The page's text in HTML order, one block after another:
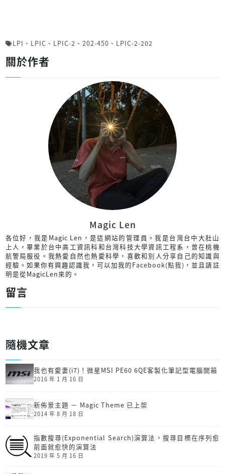
LPI 、 LPIC 、 LPIC-2 、 202-450 、 LPIC-2-202
關於作者
Magic Len
各位好，我是Magic Len，是這網站的管理員。我是台灣台中大肚山
上人，畢業於台中高工資訊科和台灣科技大學資訊工程系，曾在桃機
航警局服役。我熱愛自然也熱愛科學，喜歡和別人分享自己的知識與
經驗。如果你有興趣認識我，可以加我的Facebook(點我) ，並且請註
明是從MagicLen來的。
留言
隨機文章
我也有愛妻(i7)！微星MSI PE60 6QE客製化筆記型電腦開箱
2016 年 1 月 16 日
新佈景主題 － Magic Theme 已上架
2014 年 8 月 18 日
指數搜尋(Exponential Search)演算法，搜尋目標在序列愈
前面就愈快的演算法
2019 年 5 月 16 日